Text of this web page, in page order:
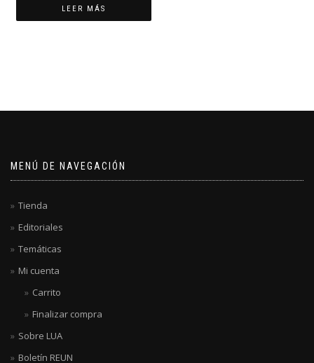
LEER MÁS
MENÚ DE NAVEGACIÓN
Tienda
Editoriales
Temáticas
Mi cuenta
Carrito
Finalizar compra
Sobre LUA
Boletín REUN